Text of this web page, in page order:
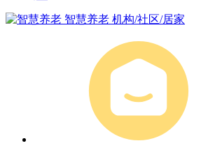
智慧养老 机构/社区/居家